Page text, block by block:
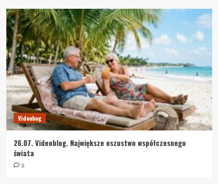
Videobog
26.07. Videoblog. Największe oszustwo współczesnego
świata
0